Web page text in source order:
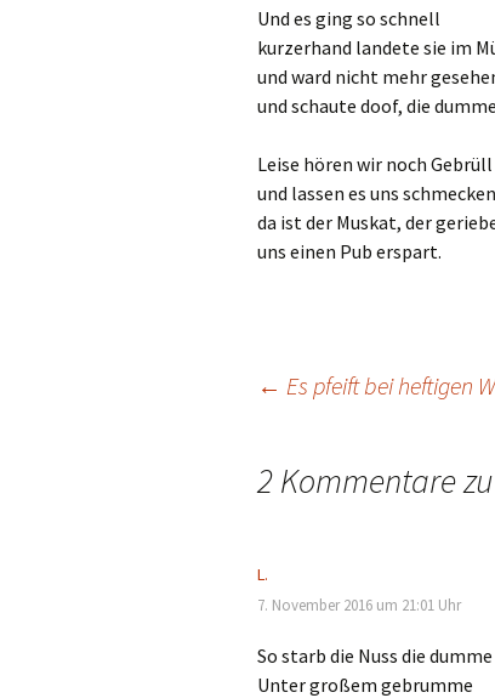
Und es ging so schnell
kurzerhand landete sie im
und ward nicht mehr
und schaute doof, die
Leise hören wir noch Gebrüll
und lassen es uns
da ist der Muskat, der
uns einen Pub erspart.
← Es pfeift bei heftigen
2 Kommentare zu
L.
7. November 2016 um 21:01 Uhr
So starb die Nuss die dumme
Unter großem gebrumme